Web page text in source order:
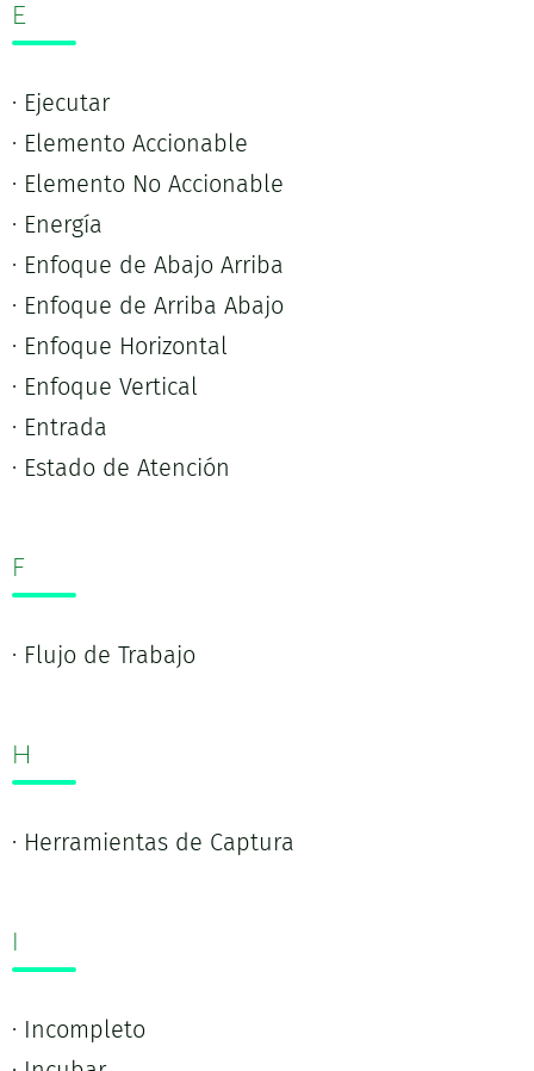
E
· Ejecutar
· Elemento Accionable
· Elemento No Accionable
· Energía
· Enfoque de Abajo Arriba
· Enfoque de Arriba Abajo
· Enfoque Horizontal
· Enfoque Vertical
· Entrada
· Estado de Atención
F
· Flujo de Trabajo
H
· Herramientas de Captura
I
· Incompleto